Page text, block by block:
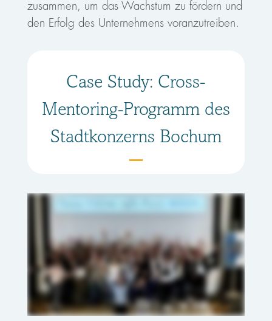
zusammen, um das Wachstum zu fördern und
den Erfolg des Unternehmens voranzutreiben.
Case Study: Cross-
Mentoring-Programm des
Stadtkonzerns Bochum